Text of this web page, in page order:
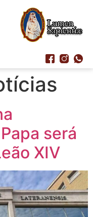
será
XIV